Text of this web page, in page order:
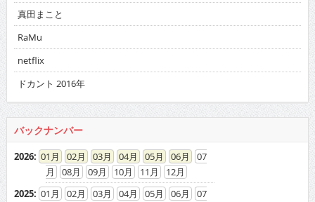
真田まこと
RaMu
netflix
ドカント 2016年
バックナンバー
2026: 01 02 03 04 05 06
07
08
09 10 11
12
2025: 01 02 03 04 05 06
07